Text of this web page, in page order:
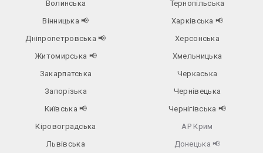
Волинська
Вінницька📢
Дніпропетровська📢
Житомирська 📢
Закарпатська
Запорізька
Київська📢
Кіровоградська
Львівська
Тернопільська
Харківська 📢
Херсонська
Хмельницька
Черкаська
Чернівецька
Чернігівська 📢
АР Крим
Донецька 📢